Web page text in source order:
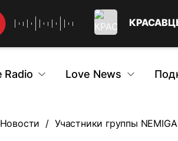
Radio Love News
Участники группы